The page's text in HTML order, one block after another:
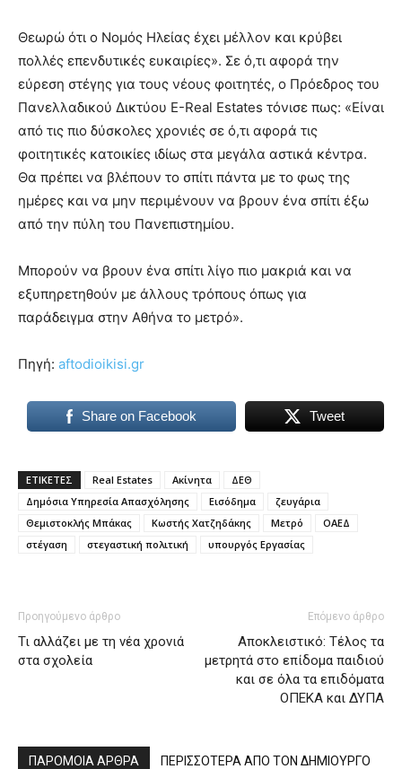
Θεωρώ ότι ο Νομός Ηλείας έχει μέλλον και κρύβει
πολλές επενδυτικές ευκαιρίες». Σε ό,τι αφορά την
εύρεση στέγης για τους νέους φοιτητές, ο Πρόεδρος του
Πανελλαδικού Δικτύου E-Real Estates τόνισε πως: «Είναι
από τις πιο δύσκολες χρονιές σε ό,τι αφορά τις
φοιτητικές κατοικίες ιδίως στα μεγάλα αστικά κέντρα.
Θα πρέπει να βλέπουν το σπίτι πάντα με το φως της
ημέρες και να μην περιμένουν να βρουν ένα σπίτι έξω
από την πύλη του Πανεπιστημίου.
Μπορούν να βρουν ένα σπίτι λίγο πιο μακριά και να
εξυπηρετηθούν με άλλους τρόπους όπως για
παράδειγμα στην Αθήνα το μετρό».
Πηγή: aftodioikisi.gr
Share on Facebook Tweet
ΕΤΙΚΕΤΕΣ Real Estates Ακίνητα
ΔΕΘ
Δημόσια Υπηρεσία Απασχόλησης
Εισόδημα
ζευγάρια
Θεμιστοκλής Μπάκας
Κωστής Χατζηδάκης Μετρό
ΟΑΕΔ
στέγαση
στεγαστική πολιτική υπουργός Εργασίας
Προηγούμενο άρθρο
Τι αλλάζει με τη νέα χρονιά
στα σχολεία
Επόμενο άρθρο
Αποκλειστικό: Τέλος τα
μετρητά στο επίδομα παιδιού
και σε όλα τα επιδόματα
ΟΠΕΚΑ και ΔΥΠΑ
ΠΑΡΟΜΟΙΑ ΑΡΘΡΑ ΠΕΡΙΣΣΟΤΕΡΑ ΑΠΟ ΤΟΝ ΔΗΜΙΟΥΡΓΟ